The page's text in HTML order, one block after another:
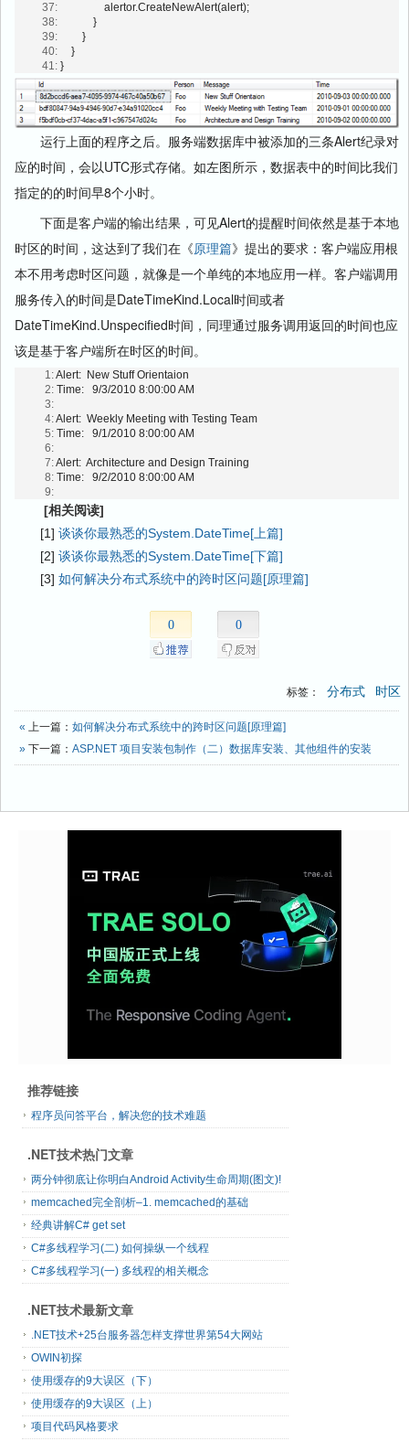
  37:
                 alertor.CreateNewAlert(alert);
  38:
             }
  39:
         }
  40:
     }
  41:
}
运行上面的程序之后。服务端数据库中被添加的三条Alert纪录对
应的时间，会以UTC形式存储。如左图所示，数据表中的时间比我们
指定的的时间早8个小时。
下面是客户端的输出结果，可见Alert的提醒时间依然是基于本地
时区的时间，这达到了我们在《原理篇》提出的要求：客户端应用根
本不用考虑时区问题，就像是一个单纯的本地应用一样。客户端调用
服务传入的时间是DateTimeKind.Local时间或者
DateTimeKind.Unspecified时间，同理通过服务调用返回的时间也应
该是基于客户端所在时区的时间。
   1:
Alert:  New Stuff Orientaion
   2:
Time:   9/3/2010 8:00:00 AM
   3:
   4:
Alert:  Weekly Meeting with Testing Team
   5:
Time:   9/1/2010 8:00:00 AM
   6:
   7:
Alert:  Architecture and Design Training
   8:
Time:   9/2/2010 8:00:00 AM
   9:
[相关阅读]
[1] 谈谈你最熟悉的System.DateTime[上篇]
[2] 谈谈你最熟悉的System.DateTime[下篇]
[3] 如何解决分布式系统中的跨时区问题[原理篇]
0 0
标签： 分布式 时区
« 上一篇： 如何解决分布式系统中的跨时区问题[原理篇]
» 下一篇： ASP.NET 项目安装包制作（二）数据库安装、其他组件的安装
推荐链接
程序员问答平台，解决您的技术难题
.NET技术热门文章
两分钟彻底让你明白Android Activity生命周期(图文)!
memcached完全剖析–1. memcached的基础
经典讲解C# get set
C#多线程学习(二) 如何操纵一个线程
C#多线程学习(一) 多线程的相关概念
.NET技术最新文章
.NET技术+25台服务器怎样支撑世界第54大网站
OWIN初探
使用缓存的9大误区（下）
使用缓存的9大误区（上）
项目代码风格要求